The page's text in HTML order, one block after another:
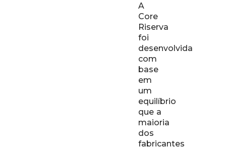
A
Core
Riserva
foi
desenvolvida
com
base
em
um
equilíbrio
que a
maioria
dos
fabricantes